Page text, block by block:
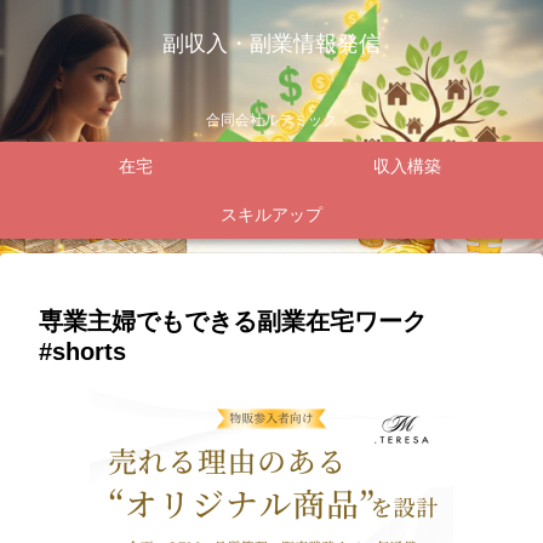
副収入・副業情報発信
合同会社ルテミック
在宅 収入構築
スキルアップ
専業主婦でもできる副業在宅ワーク
#shorts